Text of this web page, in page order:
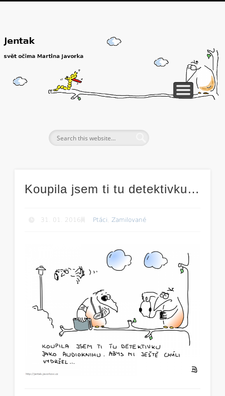
Koupila jsem ti tu detektivku…
31. 01. 2016 Ptáci Zamilované